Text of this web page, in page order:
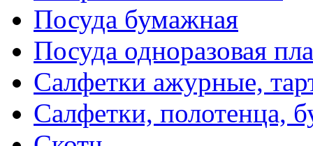
Посуда бумажная
Посуда одноразовая
Салфетки ажурные,
Салфетки, полотенца,